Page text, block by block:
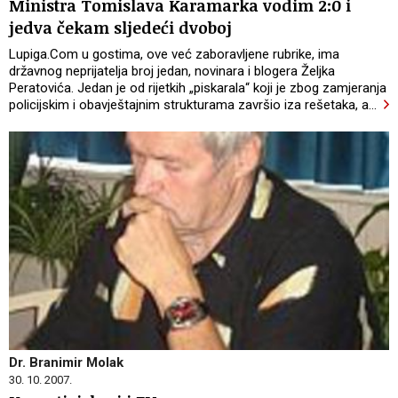
Ministra Tomislava Karamarka vodim 2:0 i
jedva čekam sljedeći dvoboj
Lupiga.Com u gostima, ove već zaboravljene rubrike, ima
državnog neprijatelja broj jedan, novinara i blogera Željka
Peratovića. Jedan je od rijetkih „piskarala“ koji je zbog zamjeranja
policijskim i obavještajnim strukturama završio iza rešetaka, a…
Dr. Branimir Molak
30. 10. 2007.